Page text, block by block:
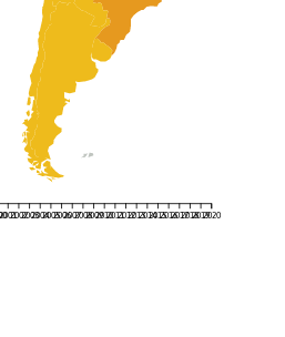
20012002200320042005200620072008200920102011201220132014201520162017201820192020